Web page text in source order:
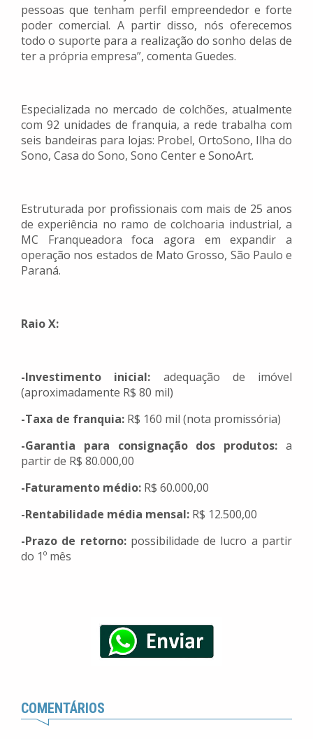
pessoas que tenham perfil empreendedor e forte
poder comercial. A partir disso, nós oferecemos
todo o suporte para a realização do sonho delas de
ter a própria empresa”, comenta Guedes.
Especializada no mercado de colchões, atualmente
com 92 unidades de franquia, a rede trabalha com
seis bandeiras para lojas: Probel, OrtoSono, Ilha do
Sono, Casa do Sono, Sono Center e SonoArt.
Estruturada por profissionais com mais de 25 anos
de experiência no ramo de colchoaria industrial, a
MC Franqueadora foca agora em expandir a
operação nos estados de Mato Grosso, São Paulo e
Paraná.
Raio X:
-Investimento inicial: adequação de imóvel
(aproximadamente R$ 80 mil)
-Taxa de franquia: R$ 160 mil (nota promissória)
-Garantia para consignação dos produtos: a
partir de R$ 80.000,00
-Faturamento médio: R$ 60.000,00
-Rentabilidade média mensal: R$ 12.500,00
-Prazo de retorno:possibilidade de lucro a partir
do 1º mês
COMENTÁRIOS